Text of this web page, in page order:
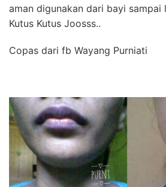
aman digunakan dari bayi sampai
Kutus Kutus Joosss..
Copas dari fb Wayang Purniati